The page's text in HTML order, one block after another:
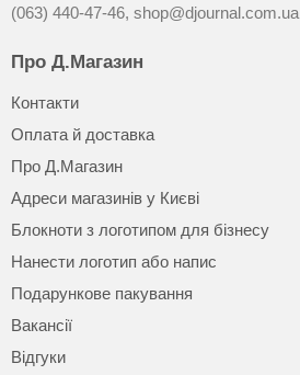
(063) 440-47-46, shop@djournal.com.ua
Про Д.Магазин
Контакти
Оплата й доставка
Про Д.Магазин
Адреси магазинів у Києві
Блокноти з логотипом для бізнесу
Нанести логотип або напис
Подарункове пакування
Вакансії
Відгуки